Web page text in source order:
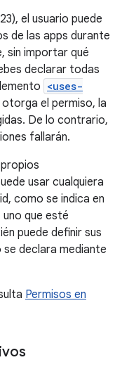
el usuario puede
de las apps durante
sin importar qué
declarar todas
<uses-
el permiso, la
De lo contrario,
fallarán.
usar cualquiera
como se indica en
uno que esté
puede definir sus
se declara mediante
Permisos en